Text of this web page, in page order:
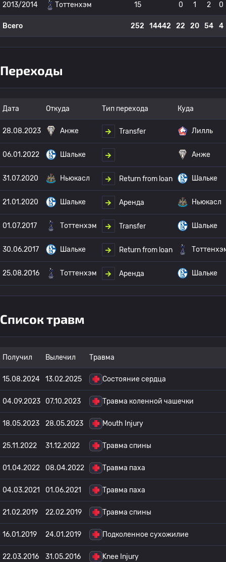
2013/2014 Тоттенхэм 15 0 1 2 0
Всего 252 14442 22 20 54 4
Переходы
Дата Откуда Тип перехода Куда
28.08.2023 Анже Transfer Лилль
06.01.2022 Шальке Анже
31.07.2020 Ньюкасл Return from loan Шальке
21.01.2020 Шальке Аренда Ньюкасл
01.07.2017 Тоттенхэм Transfer Шальке
30.06.2017 Шальке Return from loan
25.08.2016 Тоттенхэм Аренда Шальке
Список травм
Получил Вылечил Травма
15.08.2024 13.02.2025 Состояние сердца
04.09.2023 07.10.2023 Травма коленной чашечки
18.05.2023 28.05.2023 Mouth Injury
25.11.2022 31.12.2022 Травма спины
01.04.2022 08.04.2022 Травма паха
04.03.2021 01.06.2021 Травма паха
21.02.2019 22.02.2019 Травма спины
16.01.2019 24.01.2019 Подколенное сухожилие
22.03.2016 31.05.2016 Knee Injury